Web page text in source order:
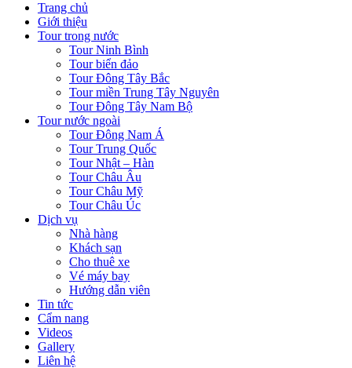
Trang chủ
Giới thiệu
Tour trong nước
Tour Ninh Bình
Tour biển đảo
Tour Đông Tây Bắc
Tour miền Trung Tây Nguyên
Tour Đông Tây Nam Bộ
Tour nước ngoài
Tour Đông Nam Á
Tour Trung Quốc
Tour Nhật – Hàn
Tour Châu Âu
Tour Châu Mỹ
Tour Châu Úc
Dịch vụ
Nhà hàng
Khách sạn
Cho thuê xe
Vé máy bay
Hướng dẫn viên
Tin tức
Cẩm nang
Videos
Gallery
Liên hệ